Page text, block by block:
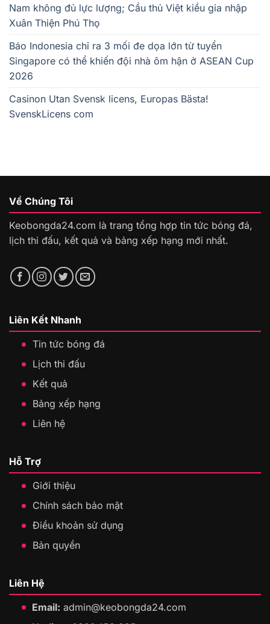
Nam không đủ lực lượng; Cầu thủ Việt kiều gia nhập
Xuân Thiện Phú Thọ
Báo Indonesia chỉ ra 3 mối đe dọa lớn từ tuyển
Singapore có thể khiến đội nhà ôm hận ở ASEAN Cup
2026
Casinon Utan Svensk licens, Europas Bästa!
SvenskLicens com
Về Chúng Tôi
Keobongda24.com là trang tổng hợp tin tức bóng đá,
lịch thi đấu, kết quả và bảng xếp hạng mới nhất.
Liên Kết Nhanh
Tin tức bóng đá
Lịch thi đấu
Kết quả
Bảng xếp hạng
Liên hệ
Hỗ Trợ
Giới thiệu
Chính sách bảo mật
Điều khoản sử dụng
Bản quyền
Liên Hệ
Email: admin@keobongda24.com